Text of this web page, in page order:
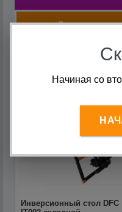
Инверсионный стол DFC
Начиная со